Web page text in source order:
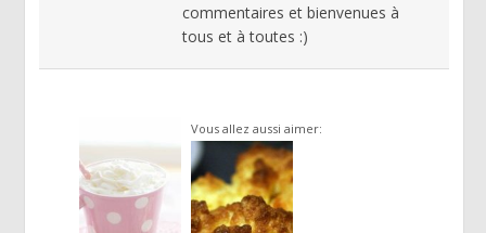
commentaires et bienvenues à
tous et à toutes :)
Vous allez aussi aimer: